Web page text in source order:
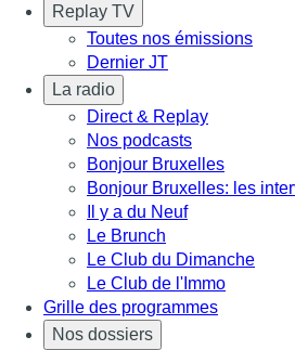
Replay TV
Toutes nos émissions
Dernier JT
La radio
Direct & Replay
Nos podcasts
Bonjour Bruxelles
Bonjour Bruxelles: les
Il y a du Neuf
Le Brunch
Le Club du Dimanche
Le Club de l'Immo
Grille des programmes
Nos dossiers